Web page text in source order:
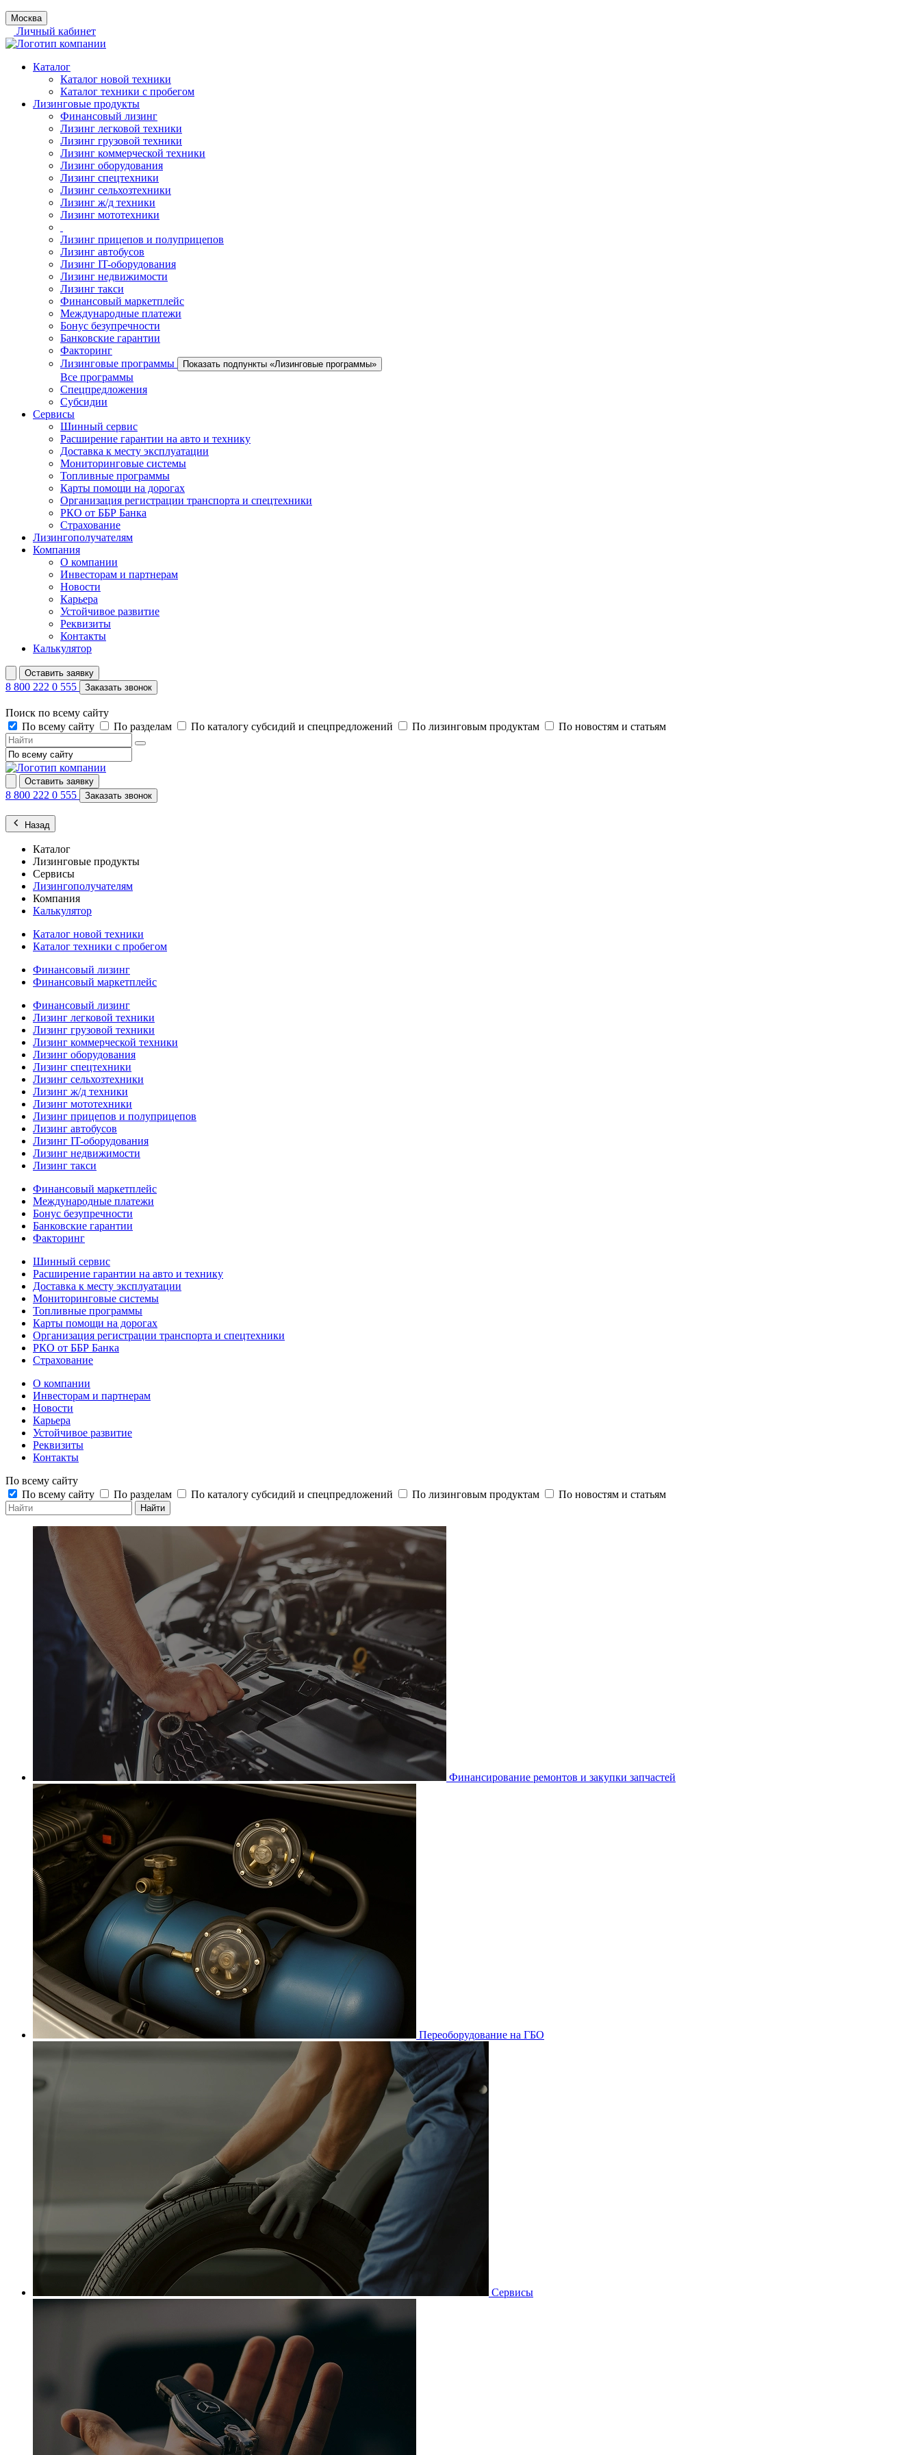
Москва
Личный кабинет
Каталог
Каталог новой техники
Каталог техники с пробегом
Лизинговые продукты
Финансовый лизинг
Лизинг легковой техники
Лизинг грузовой техники
Лизинг коммерческой техники
Лизинг оборудования
Лизинг спецтехники
Лизинг сельхозтехники
Лизинг ж/д техники
Лизинг мототехники
Лизинг прицепов и полуприцепов
Лизинг автобусов
Лизинг IT-оборудования
Лизинг недвижимости
Лизинг такси
Финансовый маркетплейс
Международные платежи
Бонус безупречности
Банковские гарантии
Факторинг
Лизинговые программы
Показать подпункты «Лизинговые программы»
Все программы
Спецпредложения
Субсидии
Сервисы
Шинный сервис
Расширение гарантии на авто и технику
Доставка к месту эксплуатации
Мониторинговые системы
Топливные программы
Карты помощи на дорогах
Организация регистрации транспорта и спецтехники
РКО от ББР Банка
Страхование
Лизингополучателям
Компания
О компании
Инвесторам и партнерам
Новости
Карьера
Устойчивое развитие
Реквизиты
Контакты
Калькулятор
Оставить заявку
8 800 222 0 555 Заказать звонок
Поиск по всему сайту
По всему сайту
По разделам По каталогу субсидий и спецпредложений По лизинговым продуктам По новостям и статьям
Оставить заявку
8 800 222 0 555 Заказать звонок
Назад
Каталог
Лизинговые продукты
Сервисы
Лизингополучателям
Компания
Калькулятор
Каталог новой техники
Каталог техники с пробегом
Финансовый лизинг
Финансовый маркетплейс
Финансовый лизинг
Лизинг легковой техники
Лизинг грузовой техники
Лизинг коммерческой техники
Лизинг оборудования
Лизинг спецтехники
Лизинг сельхозтехники
Лизинг ж/д техники
Лизинг мототехники
Лизинг прицепов и полуприцепов
Лизинг автобусов
Лизинг IT-оборудования
Лизинг недвижимости
Лизинг такси
Финансовый маркетплейс
Международные платежи
Бонус безупречности
Банковские гарантии
Факторинг
Шинный сервис
Расширение гарантии на авто и технику
Доставка к месту эксплуатации
Мониторинговые системы
Топливные программы
Карты помощи на дорогах
Организация регистрации транспорта и спецтехники
РКО от ББР Банка
Страхование
О компании
Инвесторам и партнерам
Новости
Карьера
Устойчивое развитие
Реквизиты
Контакты
По всему сайту
По всему сайту
По разделам По каталогу субсидий и спецпредложений По лизинговым продуктам По новостям и статьям
Найти
Финансирование ремонтов и закупки запчастей
Переоборудование на ГБО
Сервисы